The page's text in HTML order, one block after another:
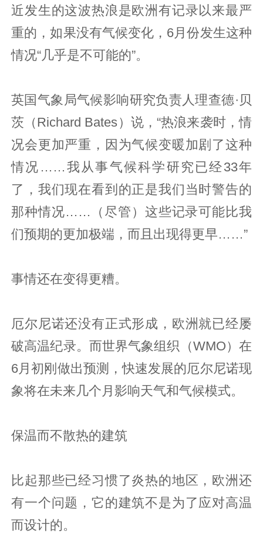
近发生的这波热浪是欧洲有记录以来最严
重的，如果没有气候变化，6月份发生这种
情况“几乎是不可能的”。
英国气象局气候影响研究负责人理查德·贝
茨（Richard Bates）说，“热浪来袭时，情
况会更加严重，因为气候变暖加剧了这种
情况……我从事气候科学研究已经33年
了，我们现在看到的正是我们当时警告的
那种情况……（尽管）这些记录可能比我
们预期的更加极端，而且出现得更早……”
事情还在变得更糟。
厄尔尼诺还没有正式形成，欧洲就已经屡
破高温纪录。而世界气象组织（WMO）在
6月初刚做出预测，快速发展的厄尔尼诺现
象将在未来几个月影响天气和气候模式。
保温而不散热的建筑
比起那些已经习惯了炎热的地区，欧洲还
有一个问题，它的建筑不是为了应对高温
而设计的。